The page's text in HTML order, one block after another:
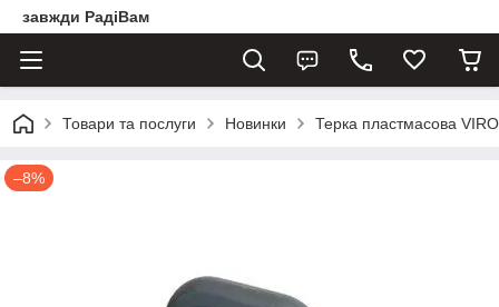
завжди РадіВам
Товари та послуги Новинки Терка пластмасова
–8%